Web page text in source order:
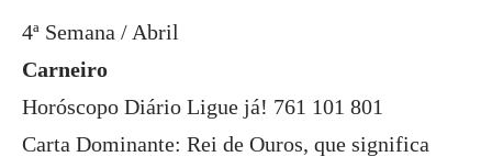
4ª Semana / Abril
Carneiro
Horóscopo Diário Ligue já! 761 101 801
Carta Dominante: Rei de Ouros, que significa